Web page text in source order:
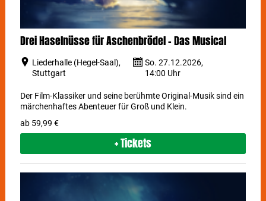
Drei Haselnüsse für Aschenbrödel - Das Musical
Liederhalle (Hegel-Saal),
Stuttgart
So. 27.12.2026,
14:00 Uhr
Der Film-Klassiker und seine berühmte Original-Musik sind ein
märchenhaftes Abenteuer für Groß und Klein.
ab 59,99 €
+ Tickets